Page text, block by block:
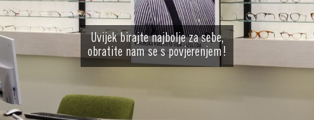
Uvijek birajte najbolje za sebe,
obratite nam se s povjerenjem!